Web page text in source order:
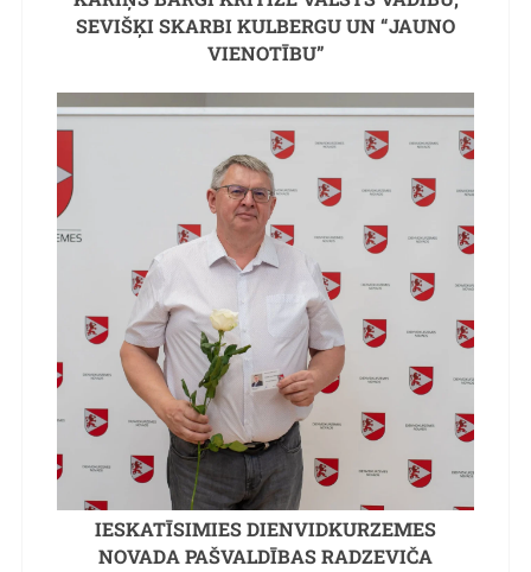
SEVIŠĶI SKARBI KULBERGU UN “JAUNO
VIENOTĪBU”
IESKATĪSIMIES DIENVIDKURZEMES
NOVADA PAŠVALDĪBAS RADZEVIČA